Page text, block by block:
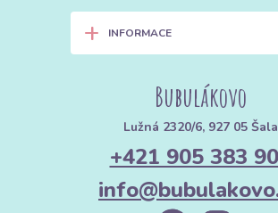
+ INFORMACE
Bubulákovo
Lužná 2320/6, 927 05 Šala
+421 905 383